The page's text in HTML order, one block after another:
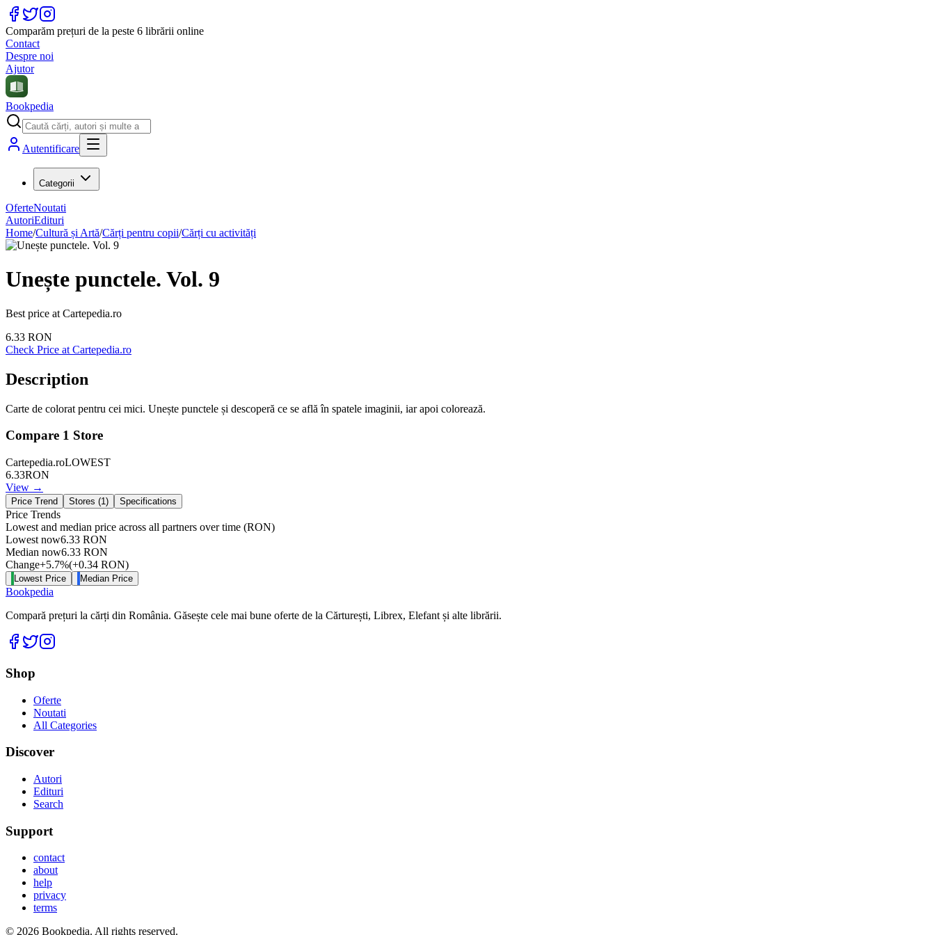
Comparăm prețuri de la peste 6 librării online
Contact
Despre noi
Ajutor
Bookpedia
Autentificare
Categorii
OferteNoutati
AutoriEdituri
Home/Cultură și Artă/Cărți pentru copii/Cărți cu activități
Unește punctele. Vol. 9
Best price at Cartepedia.ro
6.33 RON
Check Price at Cartepedia.ro
Description
Carte de colorat pentru cei mici. Unește punctele și descoperă ce se află în spatele imaginii, iar apoi colorează.
Compare 1 Store
Cartepedia.roLOWEST
6.33RON
View →
Price Trend Stores (1) Specifications
Price Trends
Lowest and median price across all partners over time (RON)
Lowest now6.33 RON
Median now6.33 RON
Change+5.7%(+0.34 RON)
Lowest Price Median Price
Bookpedia
Compară prețuri la cărți din România. Găsește cele mai bune oferte de la Cărturești, Librex, Elefant și alte librării.
Facebook
Twitter
Shop
Oferte
Noutati
All Categories
Discover
Autori
Edituri
Search
Support
contact
about
help
privacy
terms
© 2026 Bookpedia. All rights reserved.